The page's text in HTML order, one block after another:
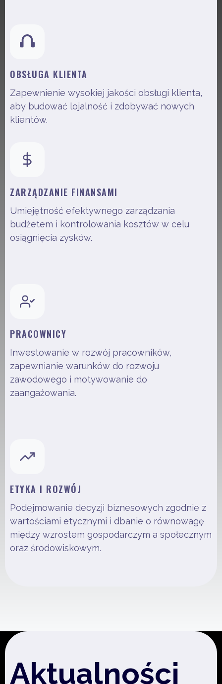
OBSŁUGA KLIENTA
Zapewnienie wysokiej jakości obsługi klienta,
aby budować lojalność i zdobywać nowych
klientów.
ZARZĄDZANIE FINANSAMI
Umiejętność efektywnego zarządzania
budżetem i kontrolowania kosztów w celu
osiągnięcia zysków.
PRACOWNICY
Inwestowanie w rozwój pracowników,
zapewnianie warunków do rozwoju
zawodowego i motywowanie do
zaangażowania.
ETYKA I ROZWÓJ
Podejmowanie decyzji biznesowych zgodnie z
wartościami etycznymi i dbanie o równowagę
między wzrostem gospodarczym a społecznym
oraz środowiskowym.
Aktualności